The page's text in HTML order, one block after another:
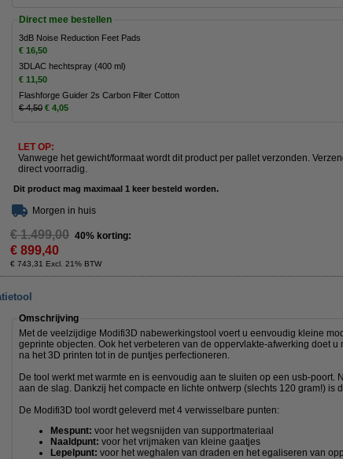
Direct mee bestellen
3dB Noise Reduction Feet Pads
€ 16,50
3DLAC hechtspray (400 ml)
€ 11,50
Flashforge Guider 2s Carbon Filter Cotton
€ 4,50 € 4,05
LET OP:
Vanwege het gewicht/formaat wordt dit product per pallet verzonden.
direct voorradig.
Dit product mag maximaal 1 keer besteld worden.
Morgen in huis
€ 1.499,00 40% korting:
€ 899,40
€ 743,31 Excl. 21% BTW
Omschrijving
Met de veelzijdige Modifi3D nabewerkingstool voert u eenvoudig kleine
geprinte objecten. Ook het verbeteren van de oppervlakte-afwerking doet u
na het 3D printen tot in de puntjes perfectioneren.
De tool werkt met warmte en is eenvoudig aan te sluiten op een usb-poort.
aan de slag. Dankzij het compacte en lichte ontwerp (slechts 120 gram!) is
De Modifi3D tool wordt geleverd met 4 verwisselbare punten:
Mespunt: voor het wegsnijden van supportmateriaal
Naaldpunt: voor het vrijmaken van kleine gaatjes
Lepelpunt: voor het weghalen van draden en het egaliseren van